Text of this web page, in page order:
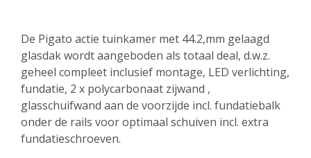
De Pigato actie tuinkamer met 44.2,mm gelaagd
glasdak wordt aangeboden als totaal deal, d.w.z.
geheel compleet inclusief montage, LED verlichting,
fundatie, 2 x polycarbonaat zijwand ,
glasschuifwand aan de voorzijde incl. fundatiebalk
onder de rails voor optimaal schuiven incl. extra
fundatieschroeven.